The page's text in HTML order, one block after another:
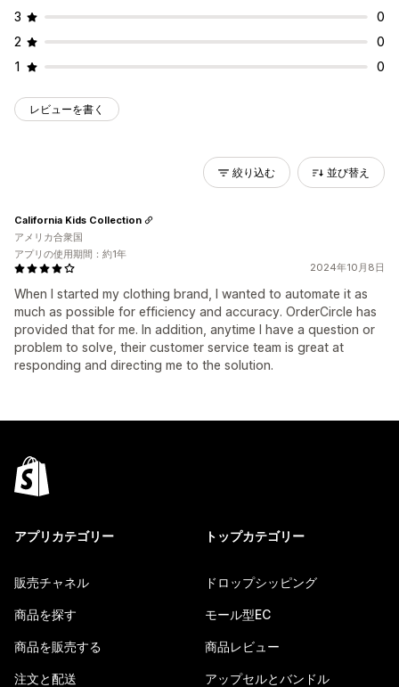
3
0
2
0
1
0
レビューを書く
絞り込む 並び替え
2024年10月8日
When I started my clothing brand, I wanted to automate it as
much as possible for efficiency and accuracy. OrderCircle has
provided that for me. In addition, anytime I have a question or
problem to solve, their customer service team is great at
responding and directing me to the solution.
California Kids Collection
アメリカ合衆国
アプリの使用期間：約1年
アプリカテゴリー
販売チャネル
商品を探す
商品を販売する
注文と配送
トップカテゴリー
ドロップシッピング
モール型EC
商品レビュー
アップセルとバンドル